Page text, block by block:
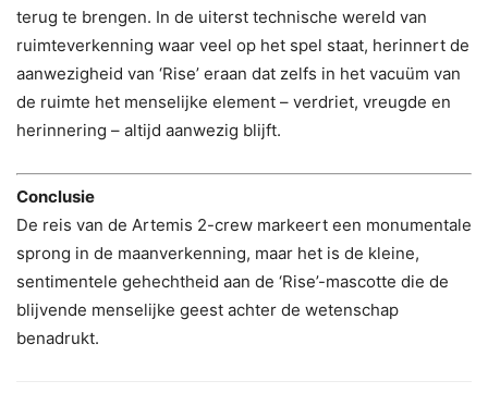
terug te brengen. In de uiterst technische wereld van
ruimteverkenning waar veel op het spel staat, herinnert de
aanwezigheid van ‘Rise’ eraan dat zelfs in het vacuüm van
de ruimte het menselijke element – ​​verdriet, vreugde en
herinnering – altijd aanwezig blijft.
Conclusie
De reis van de Artemis 2-crew markeert een monumentale
sprong in de maanverkenning, maar het is de kleine,
sentimentele gehechtheid aan de ‘Rise’-mascotte die de
blijvende menselijke geest achter de wetenschap
benadrukt.